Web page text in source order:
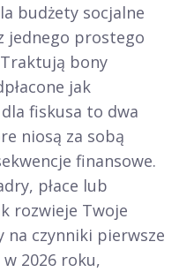
budżety socjalne
jednego prostego
bony
jak
fiskusa to dwa
niosą za sobą
finansowe.
płace lub
rozwieje Twoje
na czynniki pierwsze
2026 roku,